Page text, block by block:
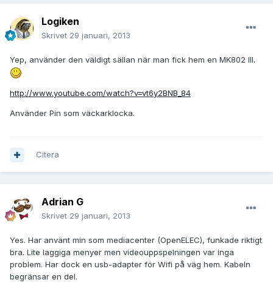
Logiken
Skrivet 29 januari, 2013
Yep, använder den väldigt sällan när man fick hem en MK802 III.
http://www.youtube.com/watch?v=vt6y2BNB_84
Använder Pin som väckarklocka.
Citera
Adrian G
Skrivet 29 januari, 2013
Yes. Har använt min som mediacenter (OpenELEC), funkade riktigt
bra. Lite laggiga menyer men videouppspelningen var inga
problem. Har dock en usb-adapter för Wifi på väg hem. Kabeln
begränsar en del.